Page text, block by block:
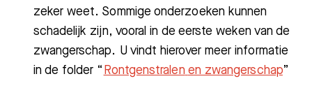
zeker weet. Sommige onderzoeken kunnen
schadelijk zijn, vooral in de eerste weken van de
zwangerschap. U vindt hierover meer informatie
in de folder “ Rontgenstralen en zwangerschap”